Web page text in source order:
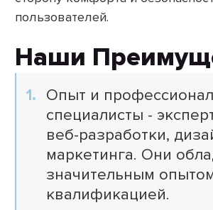
пользователей.
Наши
Опыт и
специалисты -
веб-разработки,
маркетинга. Они
значительным
квалификацией.